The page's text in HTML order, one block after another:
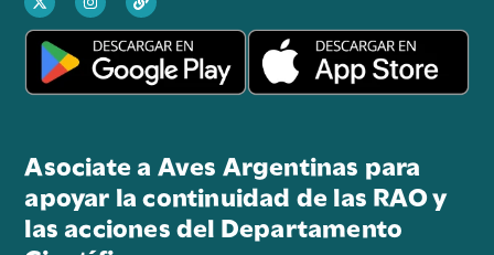
Asociate a Aves Argentinas para
apoyar la continuidad de las RAO y
las acciones del Departamento